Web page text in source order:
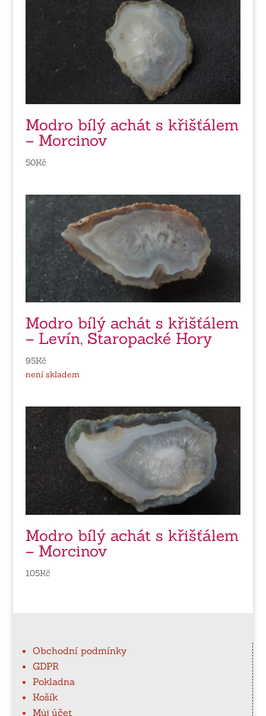
Modro bílý achát s křišťálem
– Morcinov
50Kč
Modro bílý achát s křišťálem
– Levín, Staropacké Hory
95Kč
není skladem
Modro bílý achát s křišťálem
– Morcinov
105Kč
Obchodní podmínky
GDPR
Pokladna
Košík
Můj účet